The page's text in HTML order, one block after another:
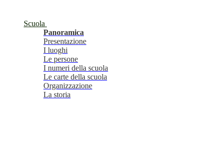
Scuola
Panoramica
Presentazione
I luoghi
Le persone
I numeri della scuola
Le carte della scuola
Organizzazione
La storia